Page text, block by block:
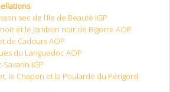
sec de l’Ile de Beauté IGP
et le Jambon noir de Bigorre AOP
de Cadours AOP
du Languedoc AOP
Savarin IGP
le Chapon et la Poularde du Périgord